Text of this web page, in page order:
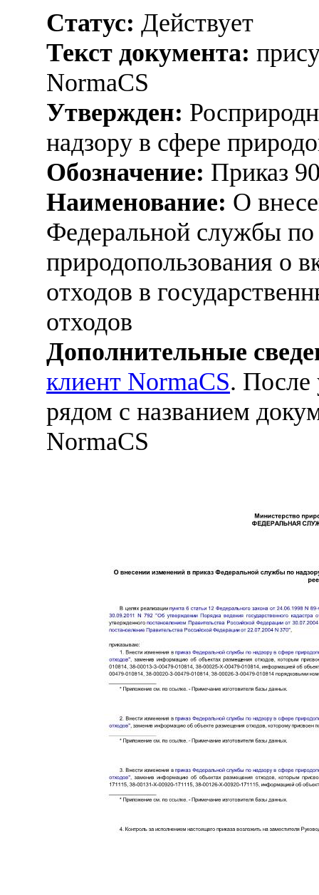
Статус: Действует
Текст документа:
NormaCS
Утвержден:
надзору в сфере
Обозначение: Приказ
Наименование: О
Федеральной службы по
природопользования о
отходов в
отходов
Дополнительные
клиент NormaCS. После
рядом с названием
NormaCS